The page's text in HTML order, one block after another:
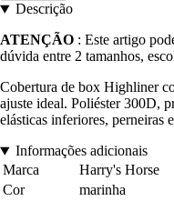
Descrição
ATENÇÃO : Este artigo
dúvida entre 2 tamanhos,
Cobertura de box Highliner
ajuste ideal. Poliéster 300D,
elásticas inferiores, perneiras
Informações adicionais
Marca
Harry's Horse
Cor
marinha